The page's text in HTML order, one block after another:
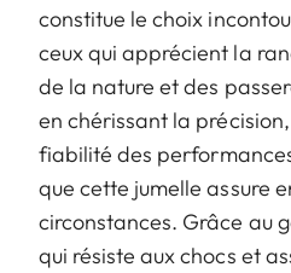
constitue le choix
ceux qui apprécient la
de la nature et des
en chérissant la
fiabilité des
que cette jumelle assure
circonstances. Grâce au
qui résiste aux chocs et